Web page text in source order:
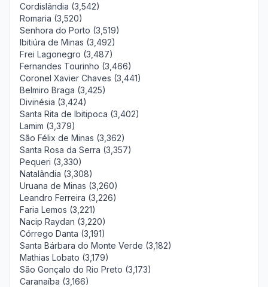
Cordislândia (3,542)
Romaria (3,520)
Senhora do Porto (3,519)
Ibitiúra de Minas (3,492)
Frei Lagonegro (3,487)
Fernandes Tourinho (3,466)
Coronel Xavier Chaves (3,441)
Belmiro Braga (3,425)
Divinésia (3,424)
Santa Rita de Ibitipoca (3,402)
Lamim (3,379)
São Félix de Minas (3,362)
Santa Rosa da Serra (3,357)
Pequeri (3,330)
Natalândia (3,308)
Uruana de Minas (3,260)
Leandro Ferreira (3,226)
Faria Lemos (3,221)
Nacip Raydan (3,220)
Córrego Danta (3,191)
Santa Bárbara do Monte Verde (3,182)
Mathias Lobato (3,179)
São Gonçalo do Rio Preto (3,173)
Caranaíba (3,166)